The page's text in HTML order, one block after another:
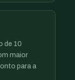
de 10
maior
para a